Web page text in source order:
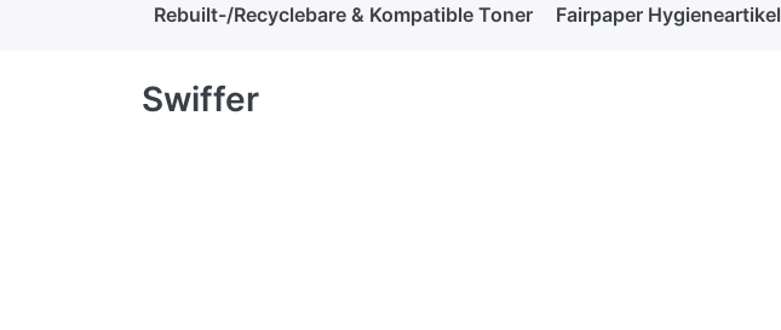
Rebuilt-/Recyclebare & Kompatible Toner Fairpaper Hygieneartikel
Swiffer